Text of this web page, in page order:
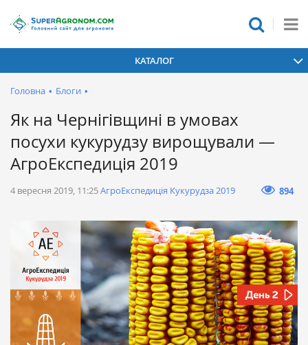
КАТАЛОГ
Головна • Блоги •
Як на Чернігівщині в умовах
посухи кукурудзу вирощували —
АгроЕкспедиція 2019
4 вересня 2019, 11:25АгроЕкспедиція Кукурудза 2019 894